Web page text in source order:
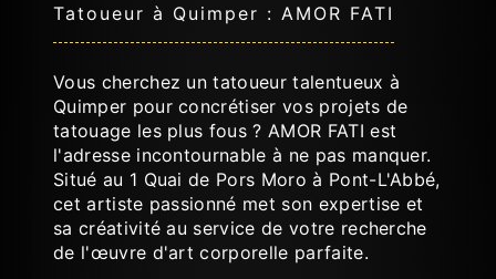
Tatoueur à Quimper : AMOR FATI
Vous cherchez un tatoueur talentueux à
Quimper pour concrétiser vos projets de
tatouage les plus fous ? AMOR FATI est
l'adresse incontournable à ne pas manquer.
Situé au 1 Quai de Pors Moro à Pont-L'Abbé,
cet artiste passionné met son expertise et
sa créativité au service de votre recherche
de l'œuvre d'art corporelle parfaite.